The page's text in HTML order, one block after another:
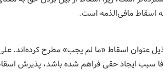
اسقاط مافی‌الذمه است.
عنوان اسقاط «ما لم یجب» مطرح کرده‌اند.
سبب ایجاد حقی فراهم شده باشد، پذیرش